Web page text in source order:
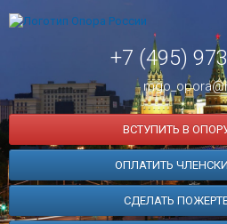
+7 (495)
ВСТУПИТЬ В
ОПЛАТИТЬ
СДЕЛАТЬ